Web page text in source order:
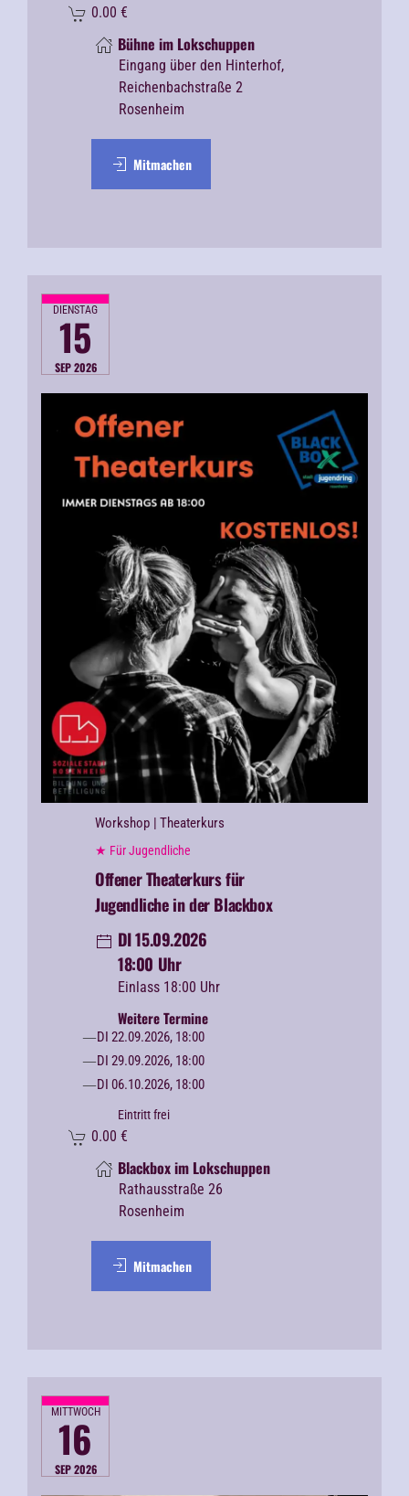
0.00 €
Bühne im Lokschuppen
Eingang über den Hinterhof,
Reichenbachstraße 2
Rosenheim
Mitmachen
DIENSTAG
15
SEP 2026
Workshop | Theaterkurs
★ Für Jugendliche
Offener Theaterkurs für
Jugendliche in der Blackbox
DI 15.09.2026
18:00 Uhr
Einlass 18:00 Uhr
Weitere Termine
DI 22.09.2026, 18:00
DI 29.09.2026, 18:00
DI 06.10.2026, 18:00
Eintritt frei
0.00 €
Blackbox im Lokschuppen
Rathausstraße 26
Rosenheim
Mitmachen
MITTWOCH
16
SEP 2026